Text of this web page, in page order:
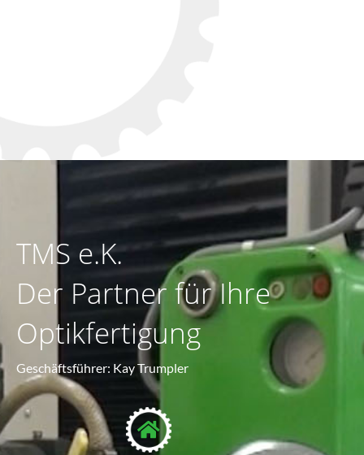
TMS e.K.
Der Partner für Ihre
Optikfertigung
Geschäftsführer: Kay Trumpler